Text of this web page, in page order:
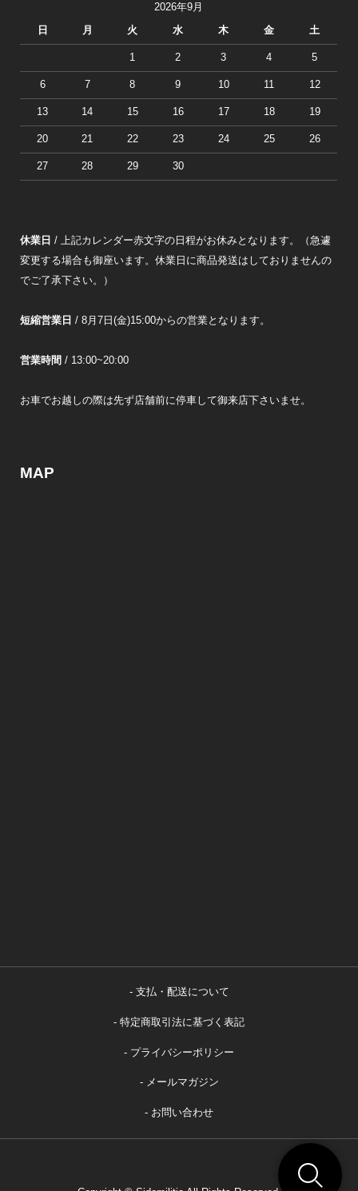
2026年9月
日 月 火 水 木 金 土
1 2 3 4 5
6 7 8 9 10 11 12
13 14 15 16 17 18 19
20 21 22 23 24 25 26
27 28 29 30
休業日 / 上記カレンダー赤文字の日程がお休みとなります。（急遽
変更する場合も御座います。休業日に商品発送はしておりませんの
でご了承下さい。）
短縮営業日 / 8月7日(金)15:00からの営業となります。
営業時間 / 13:00~20:00
お車でお越しの際は先ず店舗前に停車して御来店下さいませ。
MAP
支払・配送について
特定商取引法に基づく表記
プライバシーポリシー
メールマガジン
お問い合わせ